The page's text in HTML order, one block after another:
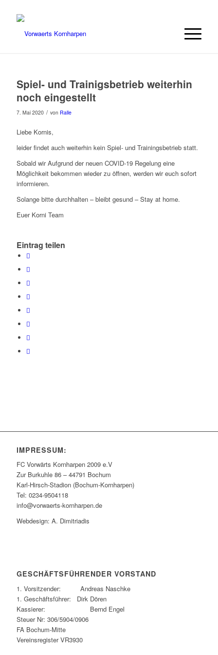
Spiel- und Trainigsbetrieb weiterhin
noch eingestellt
7. Mai 2020 / von Ralle
Liebe Kornis,
leider findet auch weiterhin kein Spiel- und Trainingsbetrieb statt.
Sobald wir Aufgrund der neuen COVID-19 Regelung eine
Möglichkeit bekommen wieder zu öffnen, werden wir euch sofort
informieren.
Solange bitte durchhalten – bleibt gesund – Stay at home.
Euer Korni Team
Eintrag teilen
IMPRESSUM:
FC Vorwärts Kornharpen 2009 e.V
Zur Burkuhle 86 – 44791 Bochum
Karl-Hirsch-Stadion (Bochum-Kornharpen)
Tel: 0234-9504118
info@vorwaerts-kornharpen.de
Webdesign: A. Dimitriadis
GESCHÄFTSFÜHRENDER VORSTAND
1. Vorsitzender: Andreas Naschke
1. Geschäftsführer: Dirk Dören
Kassierer: Bernd Engel
Steuer Nr: 306/5904/0906
FA Bochum-Mitte
Vereinsregister VR3930